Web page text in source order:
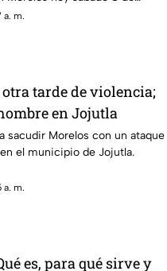
a. m.
tarde de violencia;
en Jojutla
sacudir Morelos con un ataque
el municipio de Jojutla.
a. m.
es, para qué sirve y